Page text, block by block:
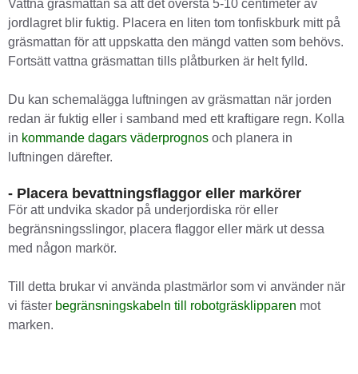
Vattna gräsmattan så att det översta 5-10 centimeter av
jordlagret blir fuktig. Placera en liten tom tonfiskburk mitt på
gräsmattan för att uppskatta den mängd vatten som behövs.
Fortsätt vattna gräsmattan tills plåtburken är helt fylld.
Du kan schemalägga luftningen av gräsmattan när jorden
redan är fuktig eller i samband med ett kraftigare regn. Kolla
in kommande dagars väderprognos och planera in
luftningen därefter.
- Placera bevattningsflaggor eller markörer
För att undvika skador på underjordiska rör eller
begränsningsslingor, placera flaggor eller märk ut dessa
med någon markör.
Till detta brukar vi använda plastmärlor som vi använder när
vi fäster begränsningskabeln till robotgräsklipparen mot
marken.